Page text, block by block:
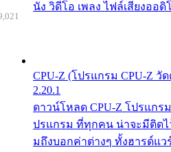
นัง วิดีโอ เพลง ไฟล์เสียงออดิ
CPU-Z (โปรแกรม CPU-Z วั
2.20.1
ดาวน์โหลด CPU-Z โปรแกร
ปรแกรม ที่ทุกคน น่าจะมีติดไ
มถึงบอกค่าต่างๆ ทั้งฮารด์แว